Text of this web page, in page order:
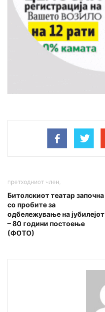
претходниот член,
Битолскиот театар започна
со пробите за
одбележување на јубилејот
– 80 години постоење
(ФОТО)